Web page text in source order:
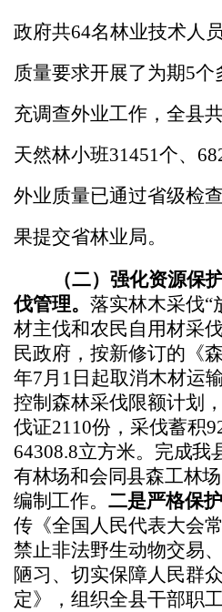
政府共64名林业技术人
质量要求开展了为期5个
充调查外业工作，全县
天然林小班31451个、
外业质量已通过省级检
果提交省林业局。
（二）强化资源保护
伐管理。 落实林木采伐“
材主伐和农民自用材采
民政府，按新修订的《
年7月1日起取消木材运
控制森林采伐限额计划
伐证2110份，采伐蓄积
64308.8立方米。 完成我
有林场和会同县森工林
编制工作。 二是严格保
传 《全国人民代表大会
禁止非法野生动物交易
陋习、切实保障人民群
定》，组织全县干部职